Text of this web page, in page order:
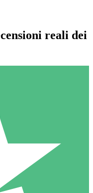
Individuali
Nessun impegno
reali dei